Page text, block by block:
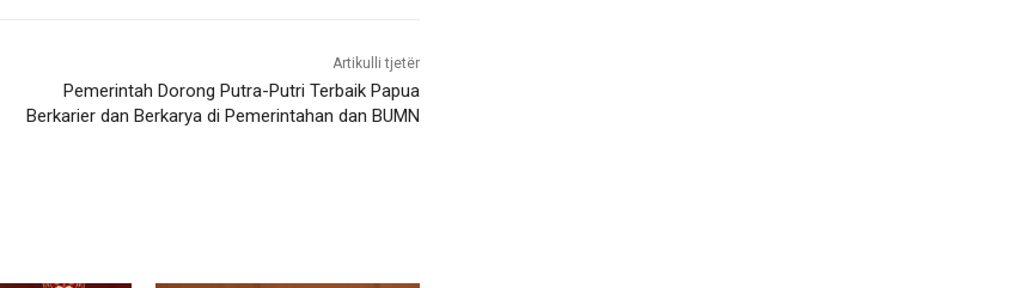
Artikulli tjetër
Pemerintah Dorong Putra-Putri Terbaik Papua
Berkarier dan Berkarya di Pemerintahan dan BUMN